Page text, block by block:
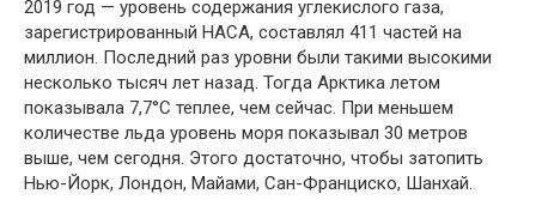
2019 год — уровень содержания углекислого газа,
зарегистрированный НАСА, составлял 411 частей на
миллион. Последний раз уровни были такими высокими
несколько тысяч лет назад. Тогда Арктика летом
показывала 7,7°C теплее, чем сейчас. При меньшем
количестве льда уровень моря показывал 30 метров
выше, чем сегодня. Этого достаточно, чтобы затопить
Нью-Йорк, Лондон, Майами, Сан-Франциско, Шанхай.